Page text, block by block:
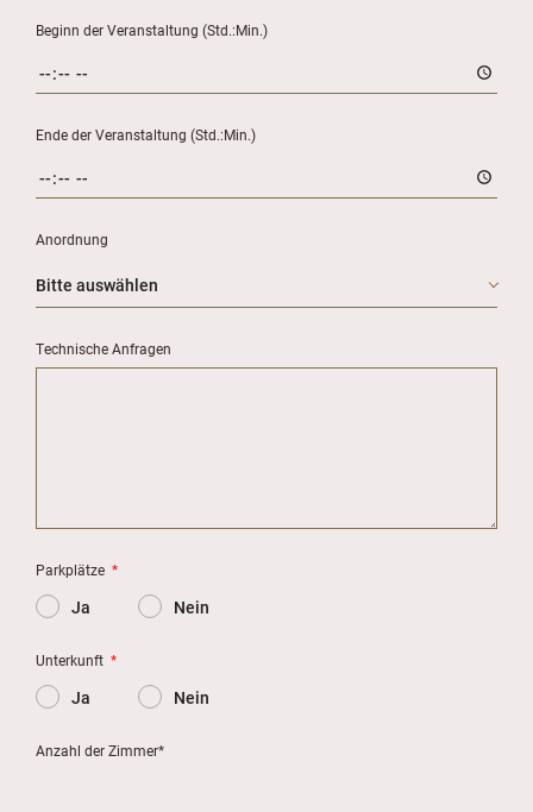
Beginn der Veranstaltung (Std.:Min.)
Ende der Veranstaltung (Std.:Min.)
Anordnung
Technische Anfragen
Parkplätze *
Ja Nein
Unterkunft *
Ja Nein
Anzahl der Zimmer*